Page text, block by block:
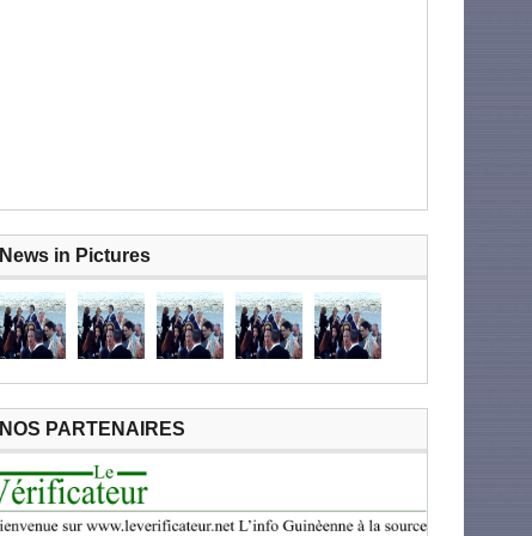
News in Pictures
NOS PARTENAIRES